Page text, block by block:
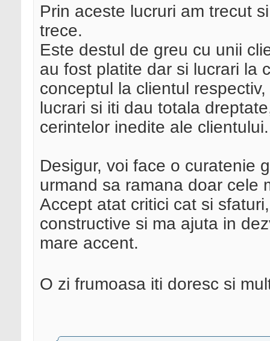
Prin aceste lucruri am trecut
trece.
Este destul de greu cu unii
au fost platite dar si lucrari la
conceptul la clientul
lucrari si iti dau totala
cerintelor inedite ale clientului.
Desigur, voi face o curatenie
urmand sa ramana doar cele
Accept atat critici cat si
constructive si ma ajuta in
mare accent.
O zi frumoasa iti doresc si